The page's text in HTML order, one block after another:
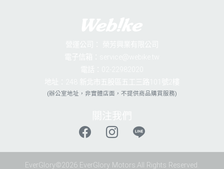
(辦公室地址，非實體店面，不提供商品購買服務)
EverGlory©2026 EverGlory Motors.All Rights Reserved.